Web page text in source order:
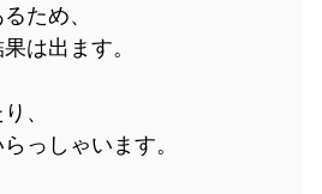
ため、
は出ます。
、
っしゃいます。